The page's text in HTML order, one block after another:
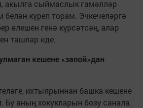
акылга сыймаслык гамәлләр
белән күреп торам. Эчкечеләргә
өлешен генә күрсәтсәң, алар
ташлар иде.
кешене «запой»дан
ихтыярыннан башка кешене
аның хокукларын бозу санала.